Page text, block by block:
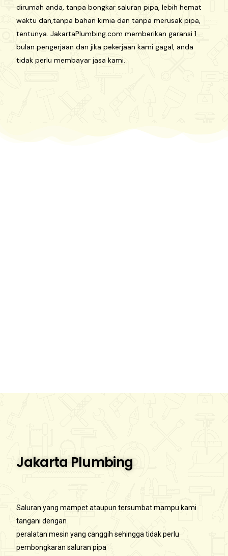
dirumah anda, tanpa bongkar saluran pipa, lebih hemat
waktu dan,tanpa bahan kimia dan tanpa merusak pipa,
tentunya. JakartaPlumbing.com memberikan garansi 1
bulan pengerjaan dan jika pekerjaan kami gagal, anda
tidak perlu membayar jasa kami.
Jakarta Plumbing
Saluran yang mampet ataupun tersumbat mampu kami
tangani dengan
peralatan mesin yang canggih sehingga tidak perlu
pembongkaran saluran pipa